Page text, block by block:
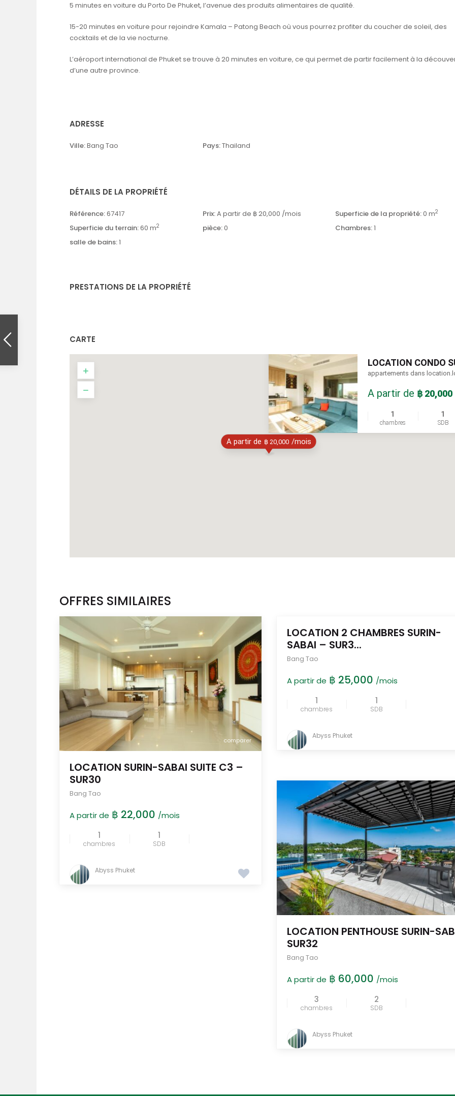
5 minutes en voiture du Porto De Phuket, l’avenue des produits alimentaires de qualité.
15-20 minutes en voiture pour rejoindre Kamala – Patong Beach où vous pourrez profiter du coucher de soleil, des
cocktails et de la vie nocturne.
L’aéroport international de Phuket se trouve à 20 minutes en voiture, ce qui permet de partir facilement à la
d’une autre province.
ADRESSE
Ville:Bang Tao Pays:Thailand
DÉTAILS DE LA PROPRIÉTÉ
Référence:67417 Prix:A partir de ฿ 20,000 /mois Superficie de la propriété:0 m2
Superficie du terrain:60 m2 pièce:0 Chambres:1
salle de bains:1
PRESTATIONS DE LA PROPRIÉTÉ
CARTE
A partir de ฿ 20,000 /mois
LOCATION CONDO
appartements dans
A partir de ฿ 20,000
1
chambres
1
SDB
OFFRES SIMILAIRES
comparer
LOCATION SURIN-SABAI SUITE C3 –
SUR30
Bang Tao
A partir de ฿ 22,000 /mois
1
chambres
1
SDB
Abyss Phuket
LOCATION 2 CHAMBRES SURIN-
SABAI – SUR3...
Bang Tao
A partir de ฿ 25,000 /mois
1
chambres
1
SDB
Abyss Phuket
LOCATION PENTHOUSE SURIN-
SUR32
Bang Tao
A partir de ฿ 60,000 /mois
3
chambres
2
SDB
Abyss Phuket